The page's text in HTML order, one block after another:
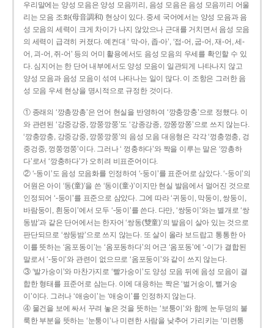
우리말에는 양성 모음은 양성 모음끼리, 음성 모음은 음성 모음끼리 어울
리는 모음 조화(母音調和) 현상이 있다. 중세 국어에서는 양성 모음과 음
성 모음의 세력이 크게 차이가 나지 않았으나 근대를 거치면서 음성 모음
의 세력이 급격히 커졌다. 예컨대 ‘ 막-아, 좁-아’, ‘접-어, 굽-어, 재-어, 세-
어, 괴-어, 쥐-어’ 등의 어미 활용에서도 음성 모음의 우세를 확인할 수 있
다. 심지어는 한 단어 내부에서도 양성 모음이 일관되게 나타나지 않고
양성 모음과 음성 모음이 섞여 나타나는 일이 많다. 이 조항은 그러한 음
성 모음 우세 현상을 명시적으로 규정한 것이다.
① 종래의 ‘깡총깡총’은 언어 현실을 반영하여 ‘깡충깡충’으로 정했다. 이
와 관련된 ‘강중강중, 깡쭝깡쭝’도 ‘강종강종, 깡쫑깡쫑’으로 쓰지 않는다.
‘깡충깡충, 강중강중, 깡쭝깡쭝’의 음성 모음 대응형은 각각 ‘껑충껑충, 겅
중겅중, 껑쭝껑쭝’이다. 그러나 ‘ 껑충하다’와 짝을 이루는 말은 ‘깡총하
다’로서 ‘깡충하다’가 오히려 비표준어이다.
② ‘-동이’도 음성 모음화를 인정하여 ‘-둥이’를 표준어로 삼았다. ‘-둥이’의
어원은 아이 ‘동(童)’을 쓴 ‘동이(童-)’이지만 현실 발음에서 멀어진 것으로
인정되어 ‘-둥이’를 표준으로 삼았다. 그에 따라 ‘귀둥이, 막둥이, 쌍둥이,
바람둥이, 흰둥이’에서 모두 ‘-둥이’를 쓴다. 다만, ‘쌍둥이’와는 별개로 ‘쌍
동밤’과 같은 단어에서는 한자어 ‘쌍동(雙童)’의 발음이 살아 있는 것으로
판단되므로 ‘쌍둥밤’으로 쓰지 않는다. 또 살이 올라 보드랍고 통통한 아
이를 뜻하는 ‘옴포동이’는 ‘옴포동하다’의 어근 ‘옴포동’에 ‘-이’가 결합된
말로서 ‘-둥이’와 관련이 없으므로 ‘옴포둥이’와 같이 쓰지 않는다.
③ ‘발가숭이’와 마찬가지로 ‘빨가숭이’도 양성 모음 뒤에 음성 모음이 결
합한 형태를 표준어로 삼는다. 이에 대응하는 짝은 ‘벌거숭이, 뻘거숭
이’이다. 그러나 ‘애송이’는 ‘애숭이’를 인정하지 않는다.
④ 물건을 보에 싸서 꾸려 놓은 것을 뜻하는 ‘보퉁이’와 함께 눈두덩의 불
룩한 부분을 뜻하는 ‘눈퉁이’나 미련한 사람을 낮추어 가리키는 ‘미련퉁